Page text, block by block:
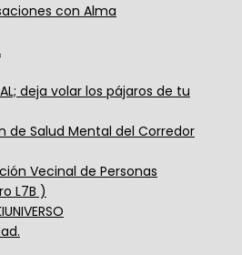
con Alma
deja volar los pájaros de tu
de Salud Mental del Corredor
Vecinal de Personas
L7B )